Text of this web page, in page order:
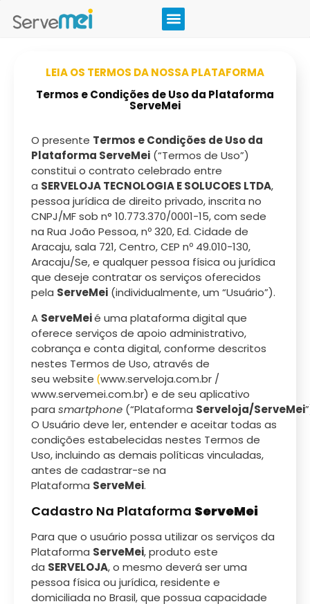
LEIA OS TERMOS DA NOSSA PLATAFORMA
Termos e Condições de Uso da Plataforma
ServeMei
O presente Termos e Condições de Uso da
Plataforma ServeMei (“Termos de Uso”)
constitui o contrato celebrado entre
a SERVELOJA TECNOLOGIA E SOLUCOES LTDA,
pessoa jurídica de direito privado, inscrita no
CNPJ/MF sob n° 10.773.370/0001-15, com sede
na Rua João Pessoa, nº 320, Ed. Cidade de
Aracaju, sala 721, Centro, CEP nº 49.010-130,
Aracaju/Se, e qualquer pessoa física ou jurídica
que deseje contratar os serviços oferecidos
pela ServeMei (individualmente, um “Usuário”).
A ServeMeié uma plataforma digital que
oferece serviços de apoio administrativo,
cobrança e conta digital, conforme descritos
nestes Termos de Uso, através de
seu website (www.serveloja.com.br /
www.servemei.com.br) e de seu aplicativo
para smartphone (“Plataforma Serveloja/ServeMei
O Usuário deve ler, entender e aceitar todas as
condições estabelecidas nestes Termos de
Uso, incluindo as demais políticas vinculadas,
antes de cadastrar-se na
Plataforma ServeMei.
Cadastro Na Plataforma ServeMei
Para que o usuário possa utilizar os serviços da
Plataforma ServeMei, produto este
da SERVELOJA, o mesmo deverá ser uma
pessoa física ou jurídica, residente e
domiciliada no Brasil, que possua capacidade